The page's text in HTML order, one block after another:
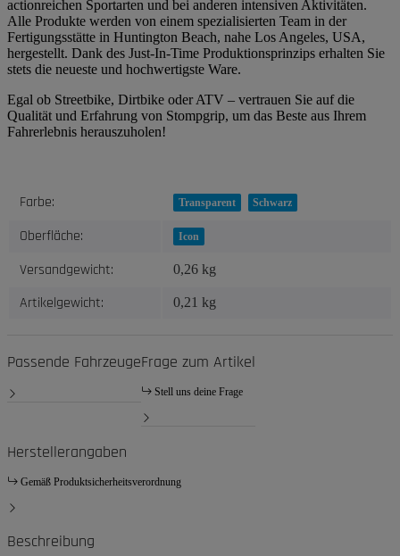
actionreichen Sportarten und bei anderen intensiven Aktivitäten.
Alle Produkte werden von einem spezialisierten Team in der
Fertigungsstätte in Huntington Beach, nahe Los Angeles, USA,
hergestellt. Dank des Just-In-Time Produktionsprinzips erhalten Sie
stets die neueste und hochwertigste Ware.
Egal ob Streetbike, Dirtbike oder ATV – vertrauen Sie auf die
Qualität und Erfahrung von Stompgrip, um das Beste aus Ihrem
Fahrerlebnis herauszuholen!
Produkteigenschaft
Wert
Farbe: Transparent Schwarz
Oberfläche: Icon
Versandgewicht: 0,26 kg
Artikelgewicht: 0,21 kg
Passende FahrzeugeFrage zum Artikel
Stell uns deine Frage
Herstellerangaben
Gemäß Produktsicherheitsverordnung
Beschreibung